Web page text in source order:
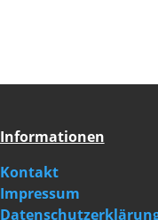
Informationen
Kontakt
Impressum